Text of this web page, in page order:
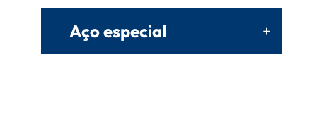
Aço especial +